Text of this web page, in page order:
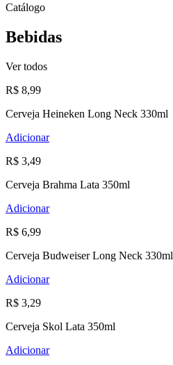
Catálogo
Bebidas
Ver todos
R$ 8,99
Cerveja Heineken Long Neck 330ml
Adicionar
R$ 3,49
Cerveja Brahma Lata 350ml
Adicionar
R$ 6,99
Cerveja Budweiser Long Neck 330ml
Adicionar
R$ 3,29
Cerveja Skol Lata 350ml
Adicionar